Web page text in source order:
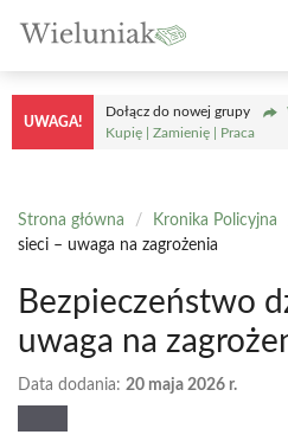
treści
UWAGA!
Dołącz do nowej grupy
Kupię | Zamienię | Praca
Strona główna / Kronika Policyjna
sieci – uwaga na zagrożenia
Bezpieczeństwo
uwaga na
Data dodania: 20 maja 2026 r.